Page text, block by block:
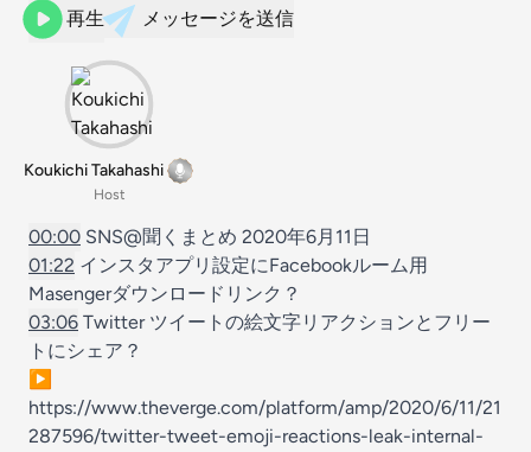
再生 メッセージを送信
Koukichi Takahashi
Host
00:00 SNS@聞くまとめ 2020年6月11日
01:22 インスタアプリ設定にFacebookルーム用
Masengerダウンロードリンク？
03:06 Twitter ツイートの絵文字リアクションとフリー
トにシェア？
▶︎
https://www.theverge.com/platform/amp/2020/6/11/21
287596/twitter-tweet-emoji-reactions-leak-internal-